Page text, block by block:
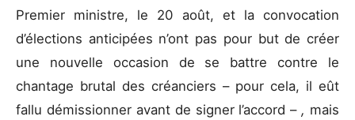
Premier ministre, le 20 août, et la convocation
d’élections anticipées n’ont pas pour but de créer
une nouvelle occasion de se battre contre le
chantage brutal des créanciers – pour cela, il eût
fallu démissionner avant de signer l’accord – , mais